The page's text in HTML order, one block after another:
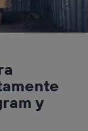
y